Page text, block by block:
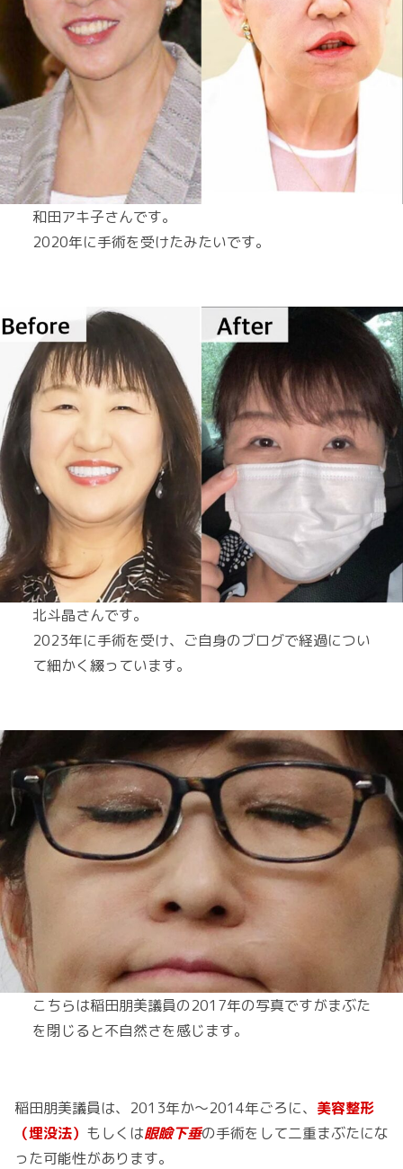
和田アキ子さんです。
2020年に手術を受けたみたいです。
北斗晶さんです。
2023年に手術を受け、ご自身のブログで経過につい
て細かく綴っています。
こちらは稲田朋美議員の2017年の写真ですがまぶた
を閉じると不自然さを感じます。
稲田朋美議員は、2013年か～2014年ごろに、 美容整形
（埋没法） もしくは眼瞼下垂の手術をして二重まぶたにな
った可能性があります。